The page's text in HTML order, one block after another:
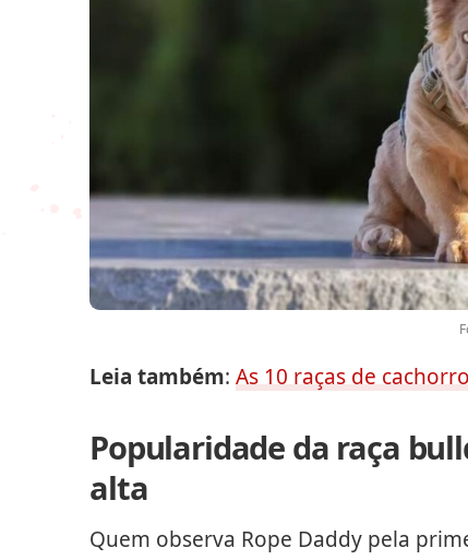
Leia também: As 10 raças de
Popularidade da raça
alta
Quem observa Rope Daddy pela